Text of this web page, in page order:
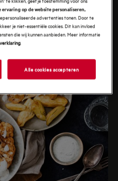
ervaring op de website personaliseren,
advertenties tonen. Door te
je niet-essentiële cookies. Dit kan invloed
die wij kunnen aanbieden. Meer informatie
.
Alle cookies accepteren